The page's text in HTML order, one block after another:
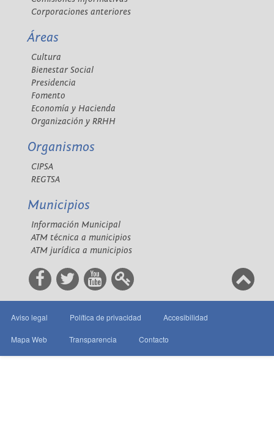
Corporaciones anteriores
Áreas
Cultura
Bienestar Social
Presidencia
Fomento
Economía y Hacienda
Organización y RRHH
Organismos
CIPSA
REGTSA
Municipios
Información Municipal
ATM técnica a municipios
ATM jurídica a municipios
Aviso legal Política de privacidad Accesibilidad
Mapa Web Transparencia Contacto